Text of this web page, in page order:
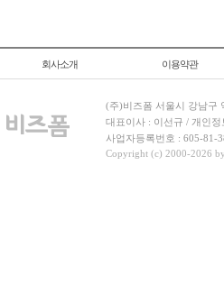
회사소개 이용약관
(주)비즈폼 서울시 강남구
대표이사 : 이선규 / 개인
사업자등록번호 : 605-81-
Copyright (c) 2000-2026